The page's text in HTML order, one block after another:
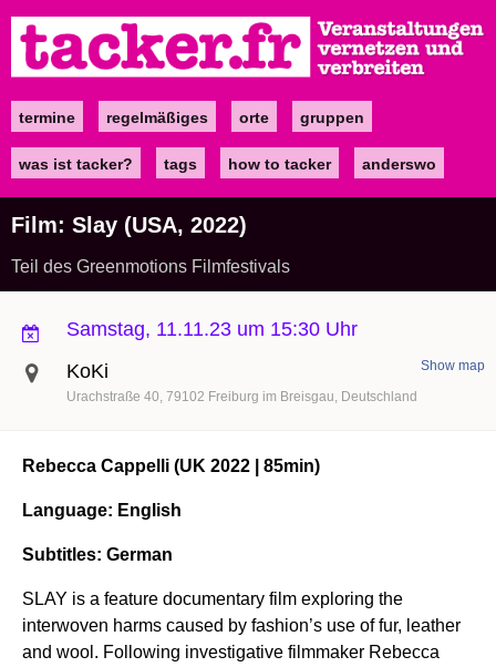
zum
Inhalt
Maintermine regelmäßiges orte gruppen
was ist tacker? tags how to tacker anderswo
Film: Slay (USA, 2022)
Teil des Greenmotions Filmfestivals
Samstag, 11.11.23 um 15:30 Uhr
KoKi
Urachstraße 40 79102 Freiburg im Breisgau Deutschland
Show map
Rebecca Cappelli (UK 2022 | 85min)
Language: English
Subtitles: German
SLAY is a feature documentary film exploring the
interwoven harms caused by fashion’s use of fur, leather
and wool. Following investigative filmmaker Rebecca